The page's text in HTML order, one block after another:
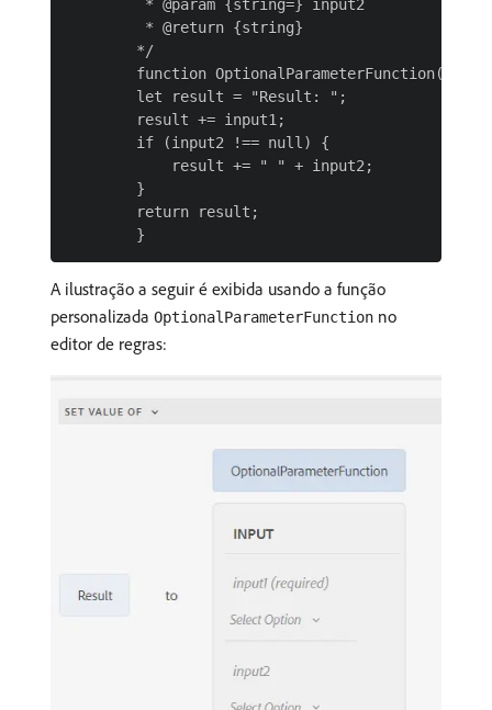
         * @param {string=} input2
         * @return {string}
        */
function
        let result = "Result: ";
        result += input1;
        if (input2 !== null) {
            result += " " + input2;
        }
        return result;
A ilustração a seguir é exibida usando a função
personalizada OptionalParameterFunction no
editor de regras: